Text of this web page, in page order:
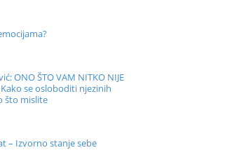
ONO ŠTO VAM NITKO NIJE
Kako se osloboditi njezinih
što mislite
– Izvorno stanje sebe